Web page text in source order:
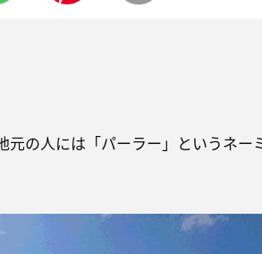
元の人には「パーラー」というネー